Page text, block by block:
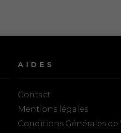
AIDES
Contact
Mentions légales
Conditions Générales de